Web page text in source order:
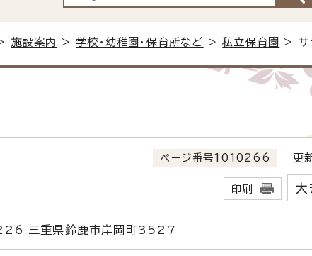
施設案内 >学校・幼稚園・保育所など >私立保育園 > サ
ページ番号1010266 更
印刷 大
三重県鈴鹿市岸岡町3527